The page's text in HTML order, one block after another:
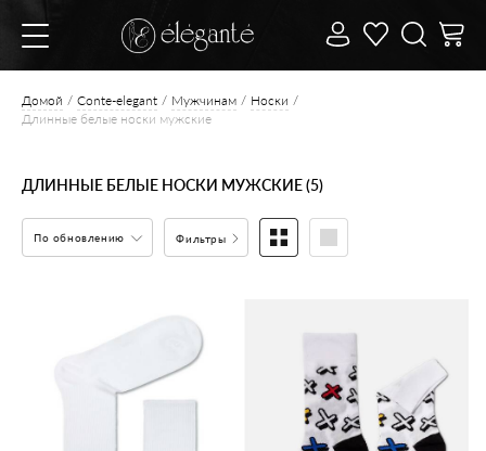
Домой Conte-elegant Мужчинам
Носки
Длинные белые носки мужские
ДЛИННЫЕ БЕЛЫЕ НОСКИ МУЖСКИЕ (5)
По обновлению Фильтры